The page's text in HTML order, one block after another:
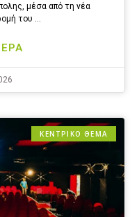
μέσα από τη νέα
του …
ΚΕΝΤΡΙΚΟ ΘΕΜΑ